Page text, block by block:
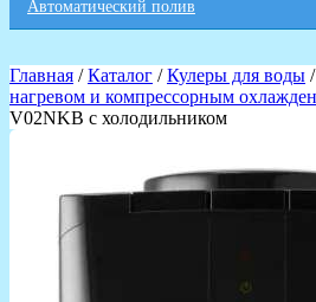
Автоматический полив
Главная /Каталог /Кулеры для воды /
нагревом и компрессорным
V02NKB с холодильником